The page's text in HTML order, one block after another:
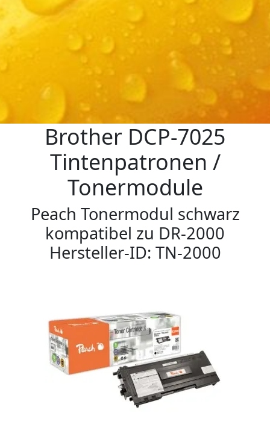
Brother DCP-7025
Tintenpatronen /
Tonermodule
Peach Tonermodul schwarz
kompatibel zu DR-2000
Hersteller-ID: TN-2000